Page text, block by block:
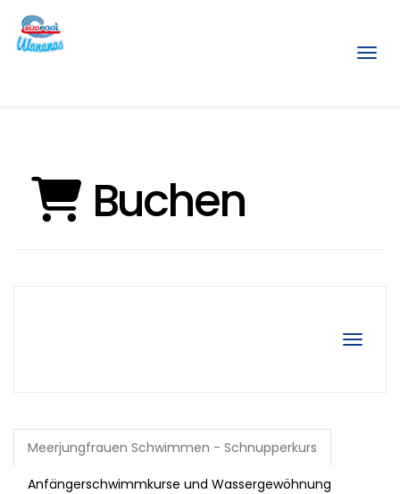
Buchen
Meerjungfrauen Schwimmen - Schnupperkurs
Anfängerschwimmkurse und Wassergewöhnung